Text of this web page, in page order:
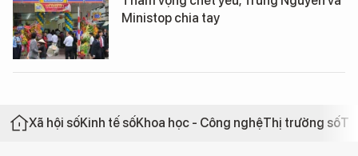
Ministop chia tay
Xã hội sốKinh tế sốKhoa học - Công nghệThị trường số